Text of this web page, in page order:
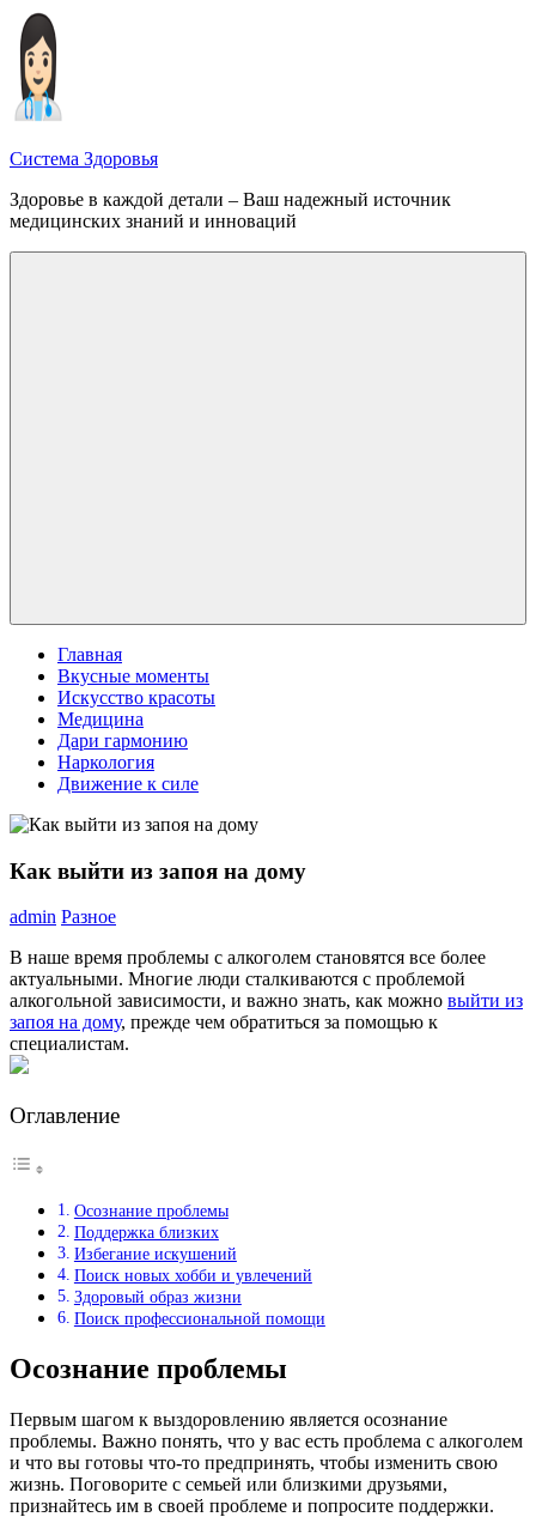
Перейти
содержимому
Система Здоровья
Здоровье в каждой детали – Ваш надежный источник
медицинских знаний и инноваций
Главная
Вкусные моменты
Искусство красоты
Медицина
Дари гармонию
Наркология
Движение к силе
Как выйти из запоя на дому
admin Разное
В наше время проблемы с алкоголем становятся все более
актуальными. Многие люди сталкиваются с проблемой
алкогольной зависимости, и важно знать, как можно выйти из
запоя на дому, прежде чем обратиться за помощью к
специалистам.
Оглавление
Осознание проблемы
Поддержка близких
Избегание искушений
Поиск новых хобби и увлечений
Здоровый образ жизни
Поиск профессиональной помощи
Осознание проблемы
Первым шагом к выздоровлению является осознание
проблемы. Важно понять, что у вас есть проблема с алкоголем
и что вы готовы что-то предпринять, чтобы изменить свою
жизнь. Поговорите с семьей или близкими друзьями,
признайтесь им в своей проблеме и попросите поддержки.